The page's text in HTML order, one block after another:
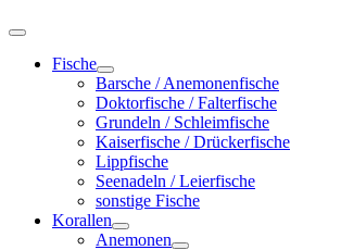
Fische
Barsche / Anemonenfische
Doktorfische / Falterfische
Grundeln / Schleimfische
Kaiserfische / Drückerfische
Lippfische
Seenadeln / Leierfische
sonstige Fische
Korallen
Anemonen